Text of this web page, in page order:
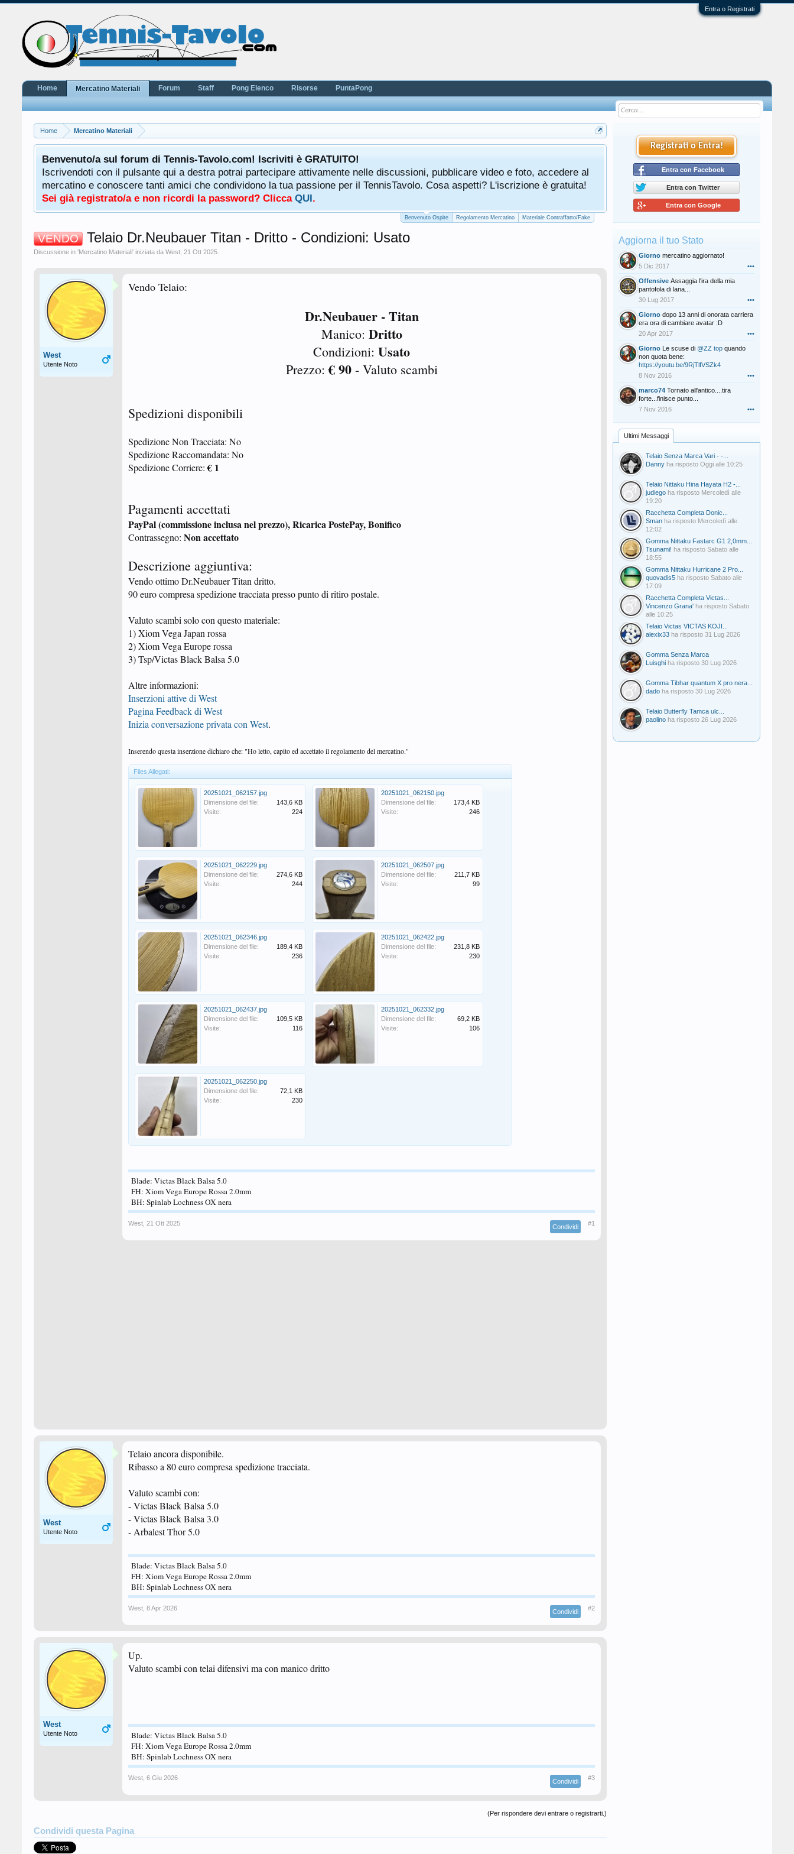
Entra o Registrati
Home Mercatino Materiali
Benvenuto/a sul forum di Tennis-Tavolo.com! Iscriviti è GRATUITO!
Iscrivendoti con il pulsante qui a destra potrai partecipare attivamente nelle discussioni, pubblicare video e foto, accedere al
mercatino e conoscere tanti amici che condividono la tua passione per il TennisTavolo. Cosa aspetti? L'iscrizione è gratuita!
Sei già registrato/a e non ricordi la password? Clicca QUI.
Tutti gli utenti che partecipano al
cliccando qui di seguito:Regolamento
Benvenuto Ospite Regolamento Mercatino Materiale Contraffatto/Fake
VENDO Telaio Dr.Neubauer Titan - Dritto - Condizioni: Usato
Discussione in 'Mercatino Materiali' iniziata da West 21 Ott 2025
West
Utente Noto
Vendo Telaio:
Dr.Neubauer - Titan
Manico: Dritto
Condizioni: Usato
Prezzo:€ 90- Valuto scambi
Spedizioni disponibili
Spedizione Non Tracciata: No
Spedizione Raccomandata: No
Spedizione Corriere:€ 1
Pagamenti accettati
PayPal (commissione inclusa nel prezzo), Ricarica PostePay, Bonifico
Contrassegno: Non accettato
Descrizione aggiuntiva:
Vendo ottimo Dr.Neubauer Titan dritto.
90 euro compresa spedizione tracciata presso punto di ritiro postale.
Valuto scambi solo con questo materiale:
1) Xiom Vega Japan rossa
2) Xiom Vega Europe rossa
3) Tsp/Victas Black Balsa 5.0
Altre informazioni:
Inserzioni attive di West
Pagina Feedback di West
Inizia conversazione privata con West.
Inserendo questa inserzione dichiaro che: "Ho letto, capito ed accettato il regolamento del mercatino."
Files Allegati:
20251021_062157.jpg
Dimensione del file:
143,6 KB
Visite:
224
20251021_062150.jpg
Dimensione del file:
173,4 KB
Visite:
246
20251021_062229.jpg
Dimensione del file:
274,6 KB
Visite:
244
20251021_062507.jpg
Dimensione del file:
211,7 KB
Visite:
99
20251021_062346.jpg
Dimensione del file:
189,4 KB
Visite:
236
20251021_062422.jpg
Dimensione del file:
231,8 KB
Visite:
230
20251021_062437.jpg
Dimensione del file:
109,5 KB
Visite:
116
20251021_062332.jpg
Dimensione del file:
69,2 KB
Visite:
106
20251021_062250.jpg
Dimensione del file:
72,1 KB
Visite:
230
Blade: Victas Black Balsa 5.0
FH: Xiom Vega Europe Rossa 2.0mm
BH: Spinlab Lochness OX nera
West 21 Ott 2025 Condividi #1
West
Utente Noto
Telaio ancora disponibile.
Ribasso a 80 euro compresa spedizione tracciata.
Valuto scambi con:
- Victas Black Balsa 5.0
- Victas Black Balsa 3.0
- Arbalest Thor 5.0
Blade: Victas Black Balsa 5.0
FH: Xiom Vega Europe Rossa 2.0mm
BH: Spinlab Lochness OX nera
West 8 Apr 2026 Condividi #2
West
Utente Noto
Up.
Valuto scambi con telai difensivi ma con manico dritto
Blade: Victas Black Balsa 5.0
FH: Xiom Vega Europe Rossa 2.0mm
BH: Spinlab Lochness OX nera
West 6 Giu 2026 Condividi #3
(Per rispondere devi entrare o registrarti.)
Condividi questa Pagina
Registrati o Entra!
Entra con Facebook
Entra con Twitter
Entra con Google
Aggiorna il tuo Stato
Giorno mercatino aggiornato!
5 Dic 2017
•••
Offensive Assaggia l'ira della mia
pantofola di lana...
30 Lug 2017
•••
Giorno dopo 13 anni di onorata carriera
era ora di cambiare avatar :D
20 Apr 2017
•••
Giorno Le scuse di @ZZ top quando
non quota bene:
https://youtu.be/9RjTlfVSZk4
8 Nov 2016
•••
marco74 Tornato all'antico....tira
forte...finisce punto...
7 Nov 2016
•••
Ultimi Messaggi
Telaio Senza Marca Vari - -...
Danny ha risposto Oggi alle 10:25
Telaio Nittaku Hina Hayata H2 -...
judiego ha risposto Mercoledì alle
19:20
Racchetta Completa Donic...
Sman ha risposto Mercoledì alle
12:02
Gomma Nittaku Fastarc G1 2,0mm...
Tsunami! ha risposto Sabato alle
18:55
Gomma Nittaku Hurricane 2 Pro...
quovadis5 ha risposto Sabato alle
17:09
Racchetta Completa Victas...
Vincenzo Grana' ha risposto Sabato
alle 10:25
Telaio Victas VICTAS KOJI...
alexix33 ha risposto 31 Lug 2026
Gomma Senza Marca
Luisghi ha risposto 30 Lug 2026
Gomma Tibhar quantum X pro nera...
dado ha risposto 30 Lug 2026
Telaio Butterfly Tamca ulc...
paolino ha risposto 26 Lug 2026
Home Mercatino Materiali Forum Staff Pong Elenco Risorse PuntaPong